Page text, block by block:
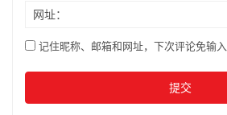
网址：
记住昵称、邮箱和网址，下次评论免输入
提交